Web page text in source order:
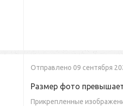
Отправлено 09 сентября
Размер фото
Прикрепленные